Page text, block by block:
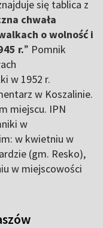
się tablica z
chwała
o wolność i
r.” Pomnik
w 1952 r.
w Koszalinie.
miejscu. IPN
w
w kwietniu w
(gm. Resko),
w miejscowości